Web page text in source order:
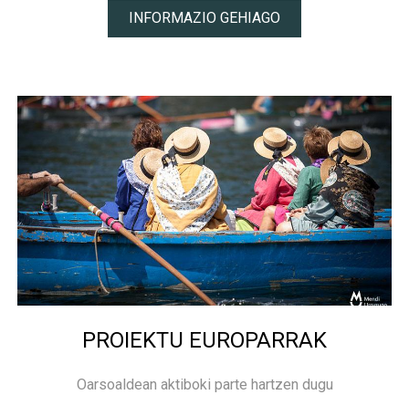
INFORMAZIO GEHIAGO
PROIEKTU EUROPARRAK
Oarsoaldean aktiboki parte hartzen dugu